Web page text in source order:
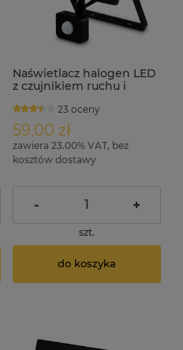
Naświetlacz halogen LED
z czujnikiem ruchu i
FLODI-S 50W
23 oceny
59,00 zł
zawiera 23.00% VAT, bez
kosztów dostawy
- +
szt.
do koszyka